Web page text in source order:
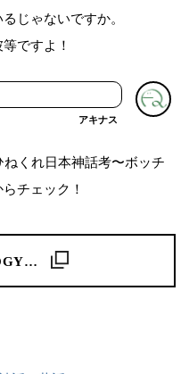
じゃないですか。
ですよ！
アキナス
くれ日本神話考〜ボッチ
チェック！